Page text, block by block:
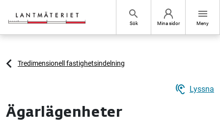
search
Sök Mina sidor
menu
Meny
Tredimensionell fastighetsindelning
hearing Lyssna
Ägarlägenheter